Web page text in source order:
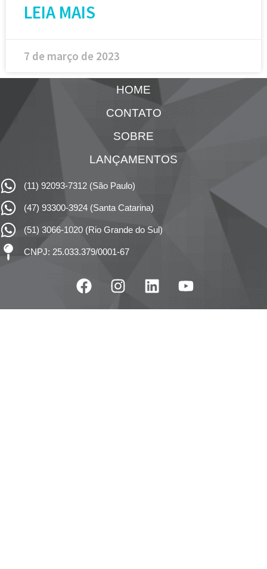
LEIA MAIS
7 de março de 2023
HOME
CONTATO
SOBRE
LANÇAMENTOS
(11) 92093-7312 (São Paulo)
(47) 93300-3924 (Santa Catarina)
(51) 3066-1020 (Rio Grande do Sul)
CNPJ: 25.033.379/0001-67